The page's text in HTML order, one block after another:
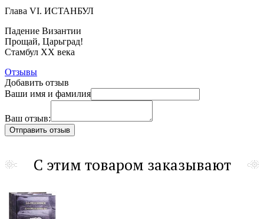
Глава VI. ИСТАНБУЛ
Падение Византии
Прощай, Царьград!
Стамбул ХХ века
Отзывы
Добавить отзыв
Ваши имя и фамилия
Ваш отзыв:
С этим товаром заказывают